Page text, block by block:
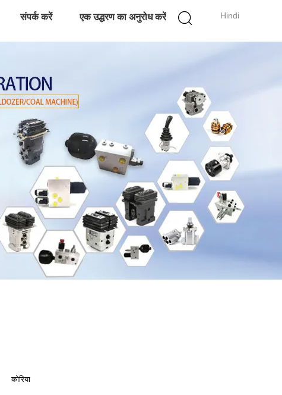
Hindi
संपर्क करें एक उद्धरण का अनुरोध करें
कोरिया